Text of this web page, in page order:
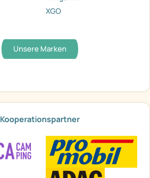
XGO
Unsere Marken
Kooperationspartner